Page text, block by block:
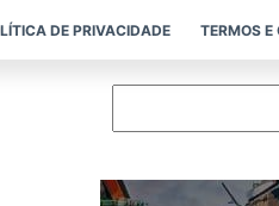
DE PRIVACIDADE TERMOS E